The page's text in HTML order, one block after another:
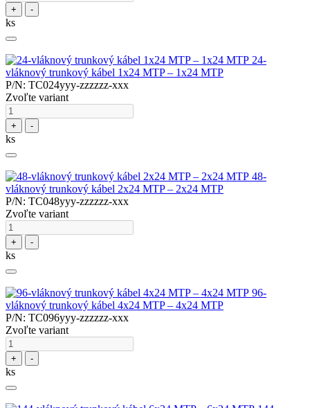
+ -
ks
24-
vláknový trunkový kábel 1x24 MTP – 1x24 MTP
P/N: TC024yyy-zzzzzz-xxx
Zvoľte variant
+ -
ks
48-
vláknový trunkový kábel 2x24 MTP – 2x24 MTP
P/N: TC048yyy-zzzzzz-xxx
Zvoľte variant
+ -
ks
96-
vláknový trunkový kábel 4x24 MTP – 4x24 MTP
P/N: TC096yyy-zzzzzz-xxx
Zvoľte variant
+ -
ks